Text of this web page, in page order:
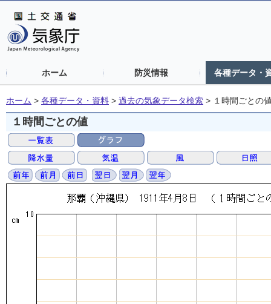
ホーム 防災情報 各種データ・
ホーム > 各種データ・資料 > 過去の気象データ検索 > １時間ごとの
１時間ごとの値